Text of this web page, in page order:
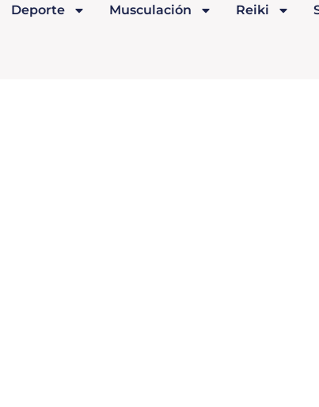
Deporte Musculación Reiki